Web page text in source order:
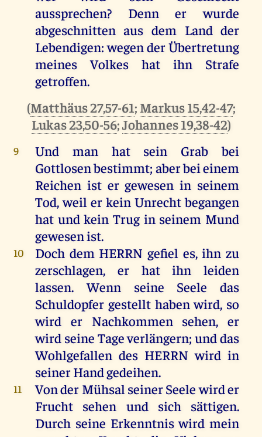
aussprechen? Denn er
wurde
abgeschnitten aus dem Land der
Lebendigen:wegenderÜbertretung
meines
Volkes hat ihn
Strafe
getroffen.
(Matthäus 27,57-61; Markus 15,42-47;
Lukas 23,50-56;Johannes 19,38-42)
9 Und man hat sein Grab
bei
Gottlosenbestimmt; aberbeieinem
Reichen ist er gewesen in seinem
Tod,weil er kein Unrecht begangen
hat und kein Trug in seinem Mund
gewesenist.
10 Doch dem HERRN gefiel es,ihn zu
zerschlagen, er hat ihn
leiden
lassen.Wenn seine Seele
das
Schuldopfer gestellt haben wird, so
wird er Nachkommen sehen,er
wird seine Tageverlängern;unddas
Wohlgefallen des HERRN wird in
seinerHandgedeihen.
11 Vonder Mühsal seinerSeelewirder
Frucht sehen und sich sättigen.
Durch seine Erkenntnis wird mein